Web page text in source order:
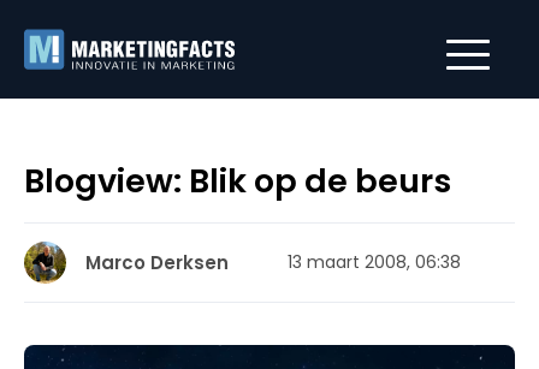
Blogview: Blik op de beurs
Marco Derksen 13 maart 2008, 06:38